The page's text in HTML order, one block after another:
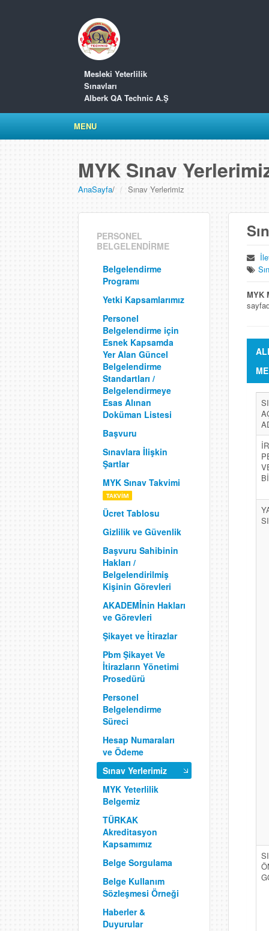
Mesleki Yeterlilik
Sınavları
Alberk QA Technic A.Ş
MENU
MYK Sınav
AnaSayfa/ Sınav Yerlerimiz
PERSONEL
BELGELENDİRME
Belgelendirme
Programı
Yetki Kapsamlarımız
Personel
Belgelendirme için
Esnek Kapsamda
Yer Alan Güncel
Belgelendirme
Standartları /
Belgelendirmeye
Esas Alınan
Doküman Listesi
Başvuru
Sınavlara İlişkin
Şartlar
MYK Sınav Takvimi
Ücret Tablosu
Gizlilik ve Güvenlik
Başvuru Sahibinin
Hakları /
Belgelendirilmiş
Kişinin Görevleri
AKADEMİnin Hakları
ve Görevleri
Şikayet ve İtirazlar
Pbm Şikayet Ve
İtirazların Yönetimi
Prosedürü
Personel
Belgelendirme
Süreci
Hesap Numaraları
ve Ödeme
Sınav Yerlerimiz
MYK Yeterlilik
Belgemiz
TÜRKAK
Akreditasyon
Kapsamımız
Belge Sorgulama
Belge Kullanım
Sözleşmesi Örneği
Haberler &
Duyurular
MYK